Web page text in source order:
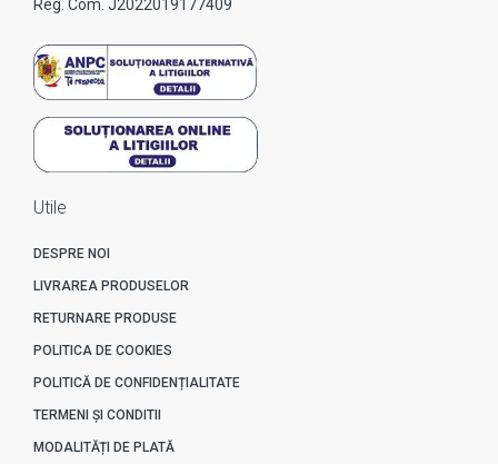
Reg. Com. J2022019177409
Utile
DESPRE NOI
LIVRAREA PRODUSELOR
RETURNARE PRODUSE
POLITICA DE COOKIES
POLITICĂ DE CONFIDENȚIALITATE
TERMENI ȘI CONDITII
MODALITĂȚI DE PLATĂ